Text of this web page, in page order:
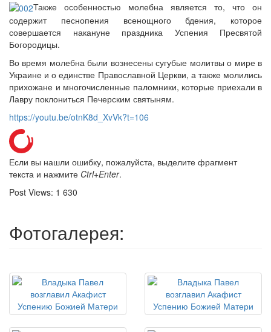
Также особенностью молебна является то, что он
содержит песнопения всенощного бдения, которое
совершается накануне праздника Успения Пресвятой
Богородицы.
Во время молебна были вознесены сугубые молитвы о мире в
Украине и о единстве Православной Церкви, а также молились
прихожане и многочисленные паломники, которые приехали в
Лавру поклониться Печерским святыням.
https://youtu.be/otnK8d_XvVk?t=106
Если вы нашли ошибку, пожалуйста, выделите фрагмент
текста и нажмите Ctrl+Enter.
Post Views: 1 630
Фотогалерея: